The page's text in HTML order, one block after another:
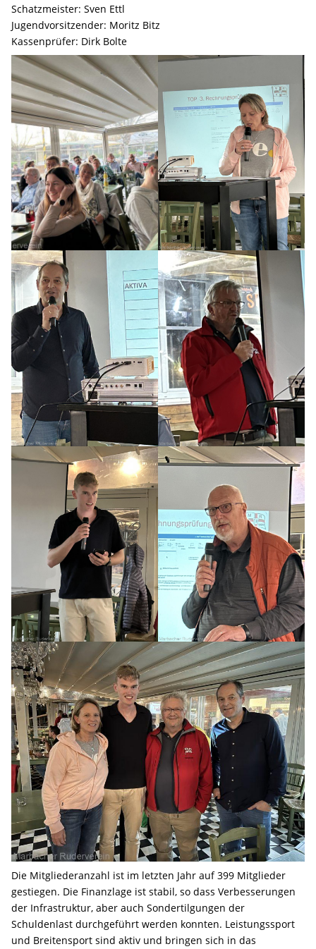
Schatzmeister: Sven Ettl
Jugendvorsitzender: Moritz Bitz
Kassenprüfer: Dirk Bolte
Die Mitgliederanzahl ist im letzten Jahr auf 399 Mitglieder
gestiegen. Die Finanzlage ist stabil, so dass Verbesserungen
der Infrastruktur, aber auch Sondertilgungen der
Schuldenlast durchgeführt werden konnten. Leistungssport
und Breitensport sind aktiv und bringen sich in das